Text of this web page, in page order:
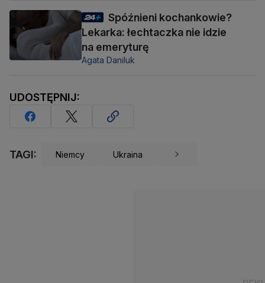
Spóźnieni kochankowie?
Lekarka: łechtaczka nie idzie
na emeryturę
Agata Daniluk
UDOSTĘPNIJ:
TAGI: Niemcy Ukraina